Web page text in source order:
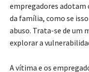
empregadores adotam
da família, como se
abuso. Trata-se de um
explorar a
A vítima e os